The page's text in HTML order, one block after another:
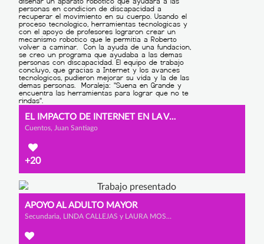
EL IMPACTO DE INTERNET EN LA VIDA Y EN LOS SUEÑOS.
Cuentos, Juan Santiago
+20
APOYO AL ADULTO MAYOR
Secundaria, LINDA CALLEJAS y LAURA MOSQUERA